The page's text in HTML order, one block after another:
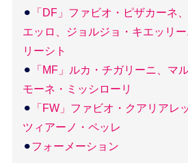
⚫︎
「DF」ファビオ・ピザカーネ
エッロ、ジョルジョ・キエッリ
リーシト
⚫︎
「MF」ルカ・チガリーニ、マ
モーネ・ミッシローリ
⚫︎
「FW」ファビオ・クアリアレ
ツィアーノ・ペッレ
⚫︎フォーメーション